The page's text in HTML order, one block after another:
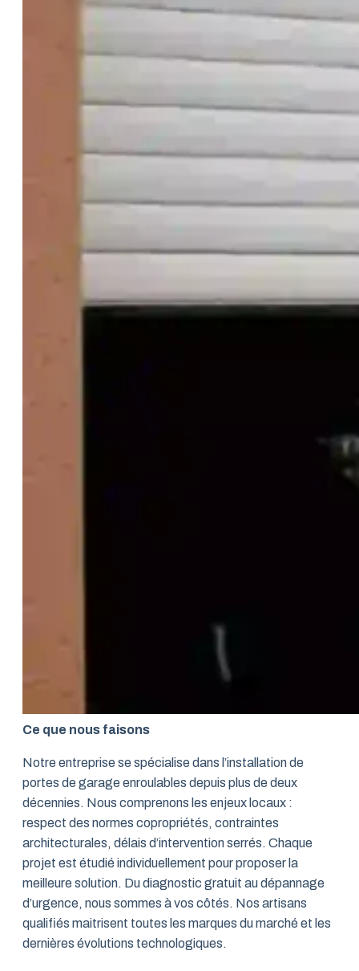
Ce que nous faisons
Notre entreprise se spécialise dans l’installation de
portes de garage enroulables depuis plus de deux
décennies. Nous comprenons les enjeux locaux :
respect des normes copropriétés, contraintes
architecturales, délais d’intervention serrés. Chaque
projet est étudié individuellement pour proposer la
meilleure solution. Du diagnostic gratuit au dépannage
d’urgence, nous sommes à vos côtés. Nos artisans
qualifiés maitrisent toutes les marques du marché et les
dernières évolutions technologiques.